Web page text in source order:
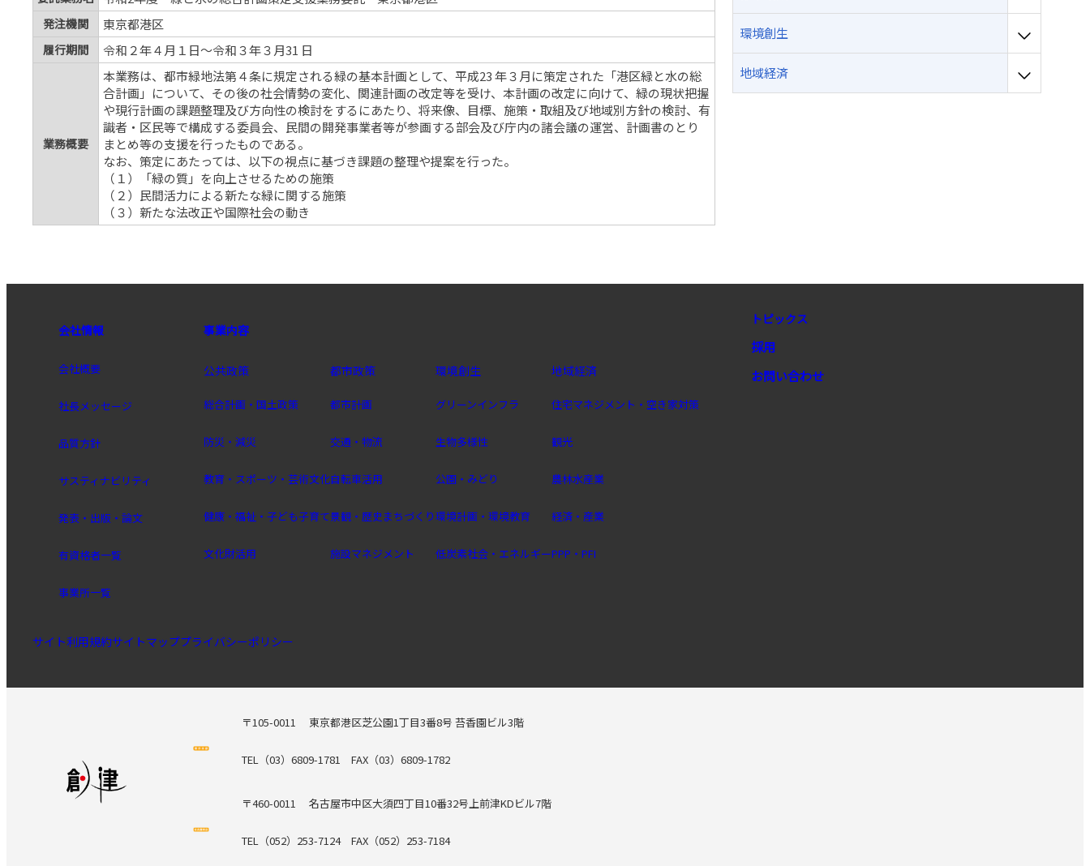
発注機関 東京都港区
履行期間 令和２年４月１日～令和３年３月31 日
業務概要
本業務は、都市緑地法第４条に規定される緑の基本計画として、平成23 年３月に策定された「港区緑と水の総
合計画」について、その後の社会情勢の変化、関連計画の改定等を受け、本計画の改定に向けて、緑の現状把握
や現行計画の課題整理及び方向性の検討をするにあたり、将来像、目標、施策・取組及び地域別方針の検討、有
識者・区民等で構成する委員会、民間の開発事業者等が参画する部会及び庁内の諸会議の運営、計画書のとり
まとめ等の支援を行ったものである。
なお、策定にあたっては、以下の視点に基づき課題の整理や提案を行った。
（１）「緑の質」を向上させるための施策
（２）民間活力による新たな緑に関する施策
（３）新たな法改正や国際社会の動き
環境創生
地域経済
会社情報
会社概要
社長メッセージ
品質方針
サスティナビリティ
発表・出版・論文
有資格者一覧
事業所一覧
事業内容
公共政策
総合計画・国土政策
防災・減災
教育・スポーツ・芸術文化
健康・福祉・子ども子育て
文化財活用
都市政策
都市計画
交通・物流
自転車活用
景観・歴史まちづくり
施設マネジメント
環境創生
グリーンインフラ
生物多様性
公園・みどり
環境計画・環境教育
低炭素社会・エネルギー
地域経済
住宅マネジメント・空き家対策
観光
農林水産業
経済・産業
PPP・PFI
トピックス
採用
お問い合わせ
サイト利用規約サイトマッププライバシーポリシー
〒105-0011 東京都港区芝公園1丁目3番8号 苔香園ビル3階
TEL（03）6809-1781 FAX（03）6809-1782
〒460-0011 名古屋市中区大須四丁目10番32号上前津KDビル7階
TEL（052）253-7124 FAX（052）253-7184